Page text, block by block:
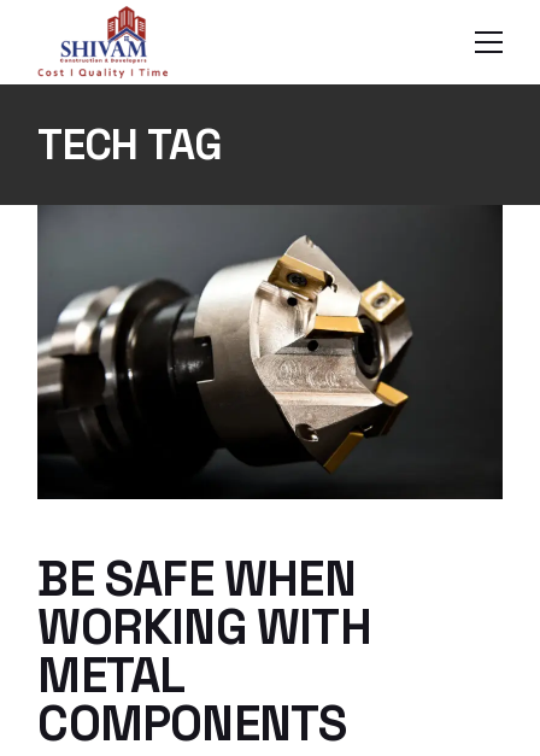
content
TECH TAG
BE SAFE WHEN
WORKING WITH
METAL
COMPONENTS